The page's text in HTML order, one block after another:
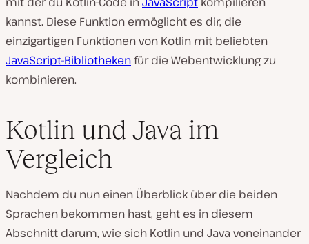
kannst. Diese Funktion ermöglicht es dir, die
einzigartigen Funktionen von Kotlin mit beliebten
JavaScript-Bibliothekenfür die Webentwicklung zu
kombinieren.
Kotlin und Java im
Vergleich
Nachdem du nun einen Überblick über die beiden
Sprachen bekommen hast, geht es in diesem
Abschnitt darum, wie sich Kotlin und Java voneinander